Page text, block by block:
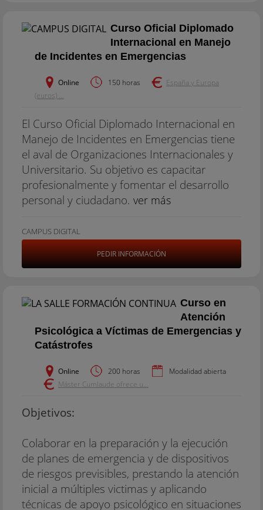
Curso Oficial Diplomado
Internacional en Manejo
de Incidentes en Emergencias
Online 150 horas
España y Europa
(euros) ...
El Curso Oficial Diplomado Internacional en
Manejo de Incidentes en Emergencias tiene
el aval de Organizaciones Internacionales y
Universitario. Su objetivo es capacitar
profesionalmente y fomentar el desarrollo
personal y ciudadano. ver más
CAMPUS DIGITAL
PEDIR INFORMACIÓN
Curso en
Atención
Psicológica a Víctimas de Emergencias y
Catástrofes
Online 200 horas
Modalidad abierta
Máster Cumlaude ofrece u...
Objetivos:
Colaborar en la preparación y la ejecución
de planes de emergencia y de dispositivos
de riesgos previsibles, prestando la atención
inicial a múltiples victimas y aplicando
técnicas de apoyo psicológico en situaciones